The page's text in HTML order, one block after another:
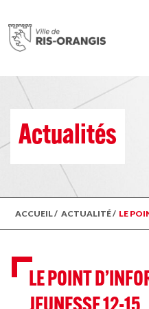
Actualités
ACCUEIL/ ACTUALITÉ/ LE
LE POINT